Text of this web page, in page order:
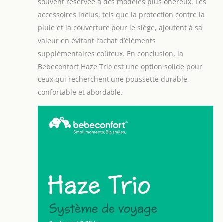
accessoires inclus, tels que la protection contre la
pluie et la couverture pour le siège, ajoutent à sa
valeur en évitant l’achat d’éléments
supplémentaires coûteux. En conclusion, la
Bebeconfort Haze Trio est une option solide pour
ceux qui recherchent une poussette durable,
confortable et abordable.